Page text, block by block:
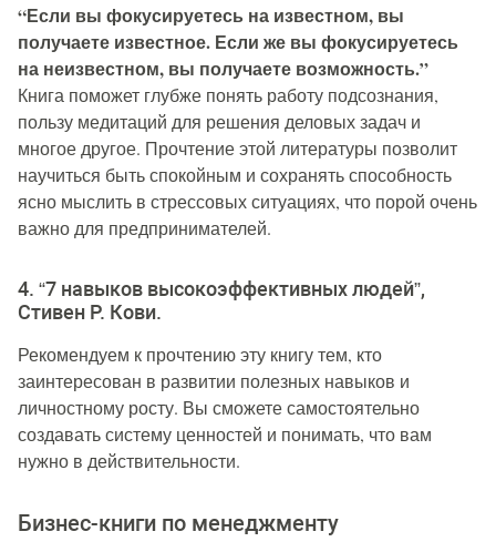
“Если вы фокусируетесь на известном, вы
получаете известное. Если же вы фокусируетесь
на неизвестном, вы получаете возможность.”
Книга поможет глубже понять работу подсознания,
пользу медитаций для решения деловых задач и
многое другое. Прочтение этой литературы позволит
научиться быть спокойным и сохранять способность
ясно мыслить в стрессовых ситуациях, что порой очень
важно для предпринимателей.
4. “7 навыков высокоэффективных людей”,
Стивен Р. Кови.
Рекомендуем к прочтению эту книгу тем, кто
заинтересован в развитии полезных навыков и
личностному росту. Вы сможете самостоятельно
создавать систему ценностей и понимать, что вам
нужно в действительности.
Бизнес-книги по менеджменту